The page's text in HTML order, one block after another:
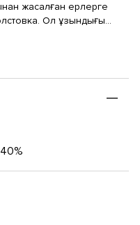
жасалған ерлерге
Ол ұзындығы
төменгі жиегі, сондай-
киюге жарайды.